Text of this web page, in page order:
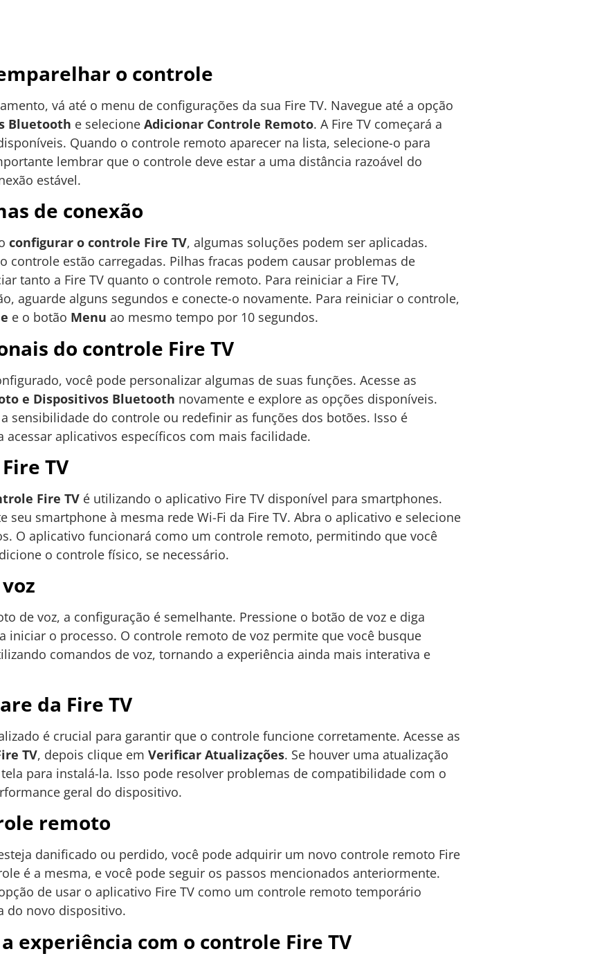
o controle
vá até o menu de configurações da sua Fire TV. Navegue até a opção
Bluetooth e selecione Adicionar Controle Remoto. A Fire TV começará a
Quando o controle remoto aparecer na lista, selecione-o para
lembrar que o controle deve estar a uma distância razoável do
estável.
de conexão
configurar o controle Fire TV, algumas soluções podem ser aplicadas.
controle estão carregadas. Pilhas fracas podem causar problemas de
tanto a Fire TV quanto o controle remoto. Para reiniciar a Fire TV,
aguarde alguns segundos e conecte-o novamente. Para reiniciar o controle,
e o botão Menu ao mesmo tempo por 10 segundos.
do controle Fire TV
você pode personalizar algumas de suas funções. Acesse as
e Dispositivos Bluetooth novamente e explore as opções disponíveis.
sensibilidade do controle ou redefinir as funções dos botões. Isso é
acessar aplicativos específicos com mais facilidade.
TV
Fire TV é utilizando o aplicativo Fire TV disponível para smartphones.
seu smartphone à mesma rede Wi-Fi da Fire TV. Abra o aplicativo e selecione
O aplicativo funcionará como um controle remoto, permitindo que você
o controle físico, se necessário.
de voz, a configuração é semelhante. Pressione o botão de voz e diga
iniciar o processo. O controle remoto de voz permite que você busque
comandos de voz, tornando a experiência ainda mais interativa e
da Fire TV
é crucial para garantir que o controle funcione corretamente. Acesse as
TV, depois clique em Verificar Atualizações. Se houver uma atualização
para instalá-la. Isso pode resolver problemas de compatibilidade com o
geral do dispositivo.
remoto
danificado ou perdido, você pode adquirir um novo controle remoto Fire
é a mesma, e você pode seguir os passos mencionados anteriormente.
de usar o aplicativo Fire TV como um controle remoto temporário
do novo dispositivo.
experiência com o controle Fire TV